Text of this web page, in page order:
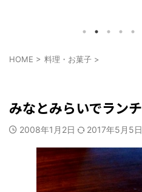
HOME > 料理・お菓子 >
みなとみらいでランチ
2008年1月2日 2017年5月5日